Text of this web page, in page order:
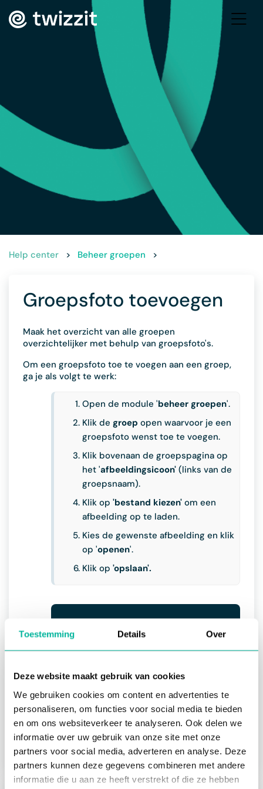
Toestemming Details Over
Deze website maakt gebruik van cookies
We gebruiken cookies om content en advertenties te
personaliseren, om functies voor social media te bieden
en om ons websiteverkeer te analyseren. Ook delen we
informatie over uw gebruik van onze site met onze
partners voor social media, adverteren en analyse. Deze
partners kunnen deze gegevens combineren met andere
informatie die u aan ze heeft verstrekt of die ze hebben
Help center > Beheer groepen >
Groepsfoto toevoegen
Maak het overzicht van alle groepen
overzichtelijker met behulp van groepsfoto's.
Om een groepsfoto toe te voegen aan een groep,
ga je als volgt te werk:
Open de module 'beheer groepen'.
Klik de groep open waarvoor je een
groepsfoto wenst toe te voegen.
Klik bovenaan de groepspagina op
het 'afbeeldingsicoon' (links van de
groepsnaam).
Klik op 'bestand kiezen' om een
afbeelding op te laden.
Kies de gewenste afbeelding en klik
op 'openen'.
Klik op 'opslaan'.
Accepteer marketingcookies om deze
video te bekijken
Cookievoorkeuren aanpassen